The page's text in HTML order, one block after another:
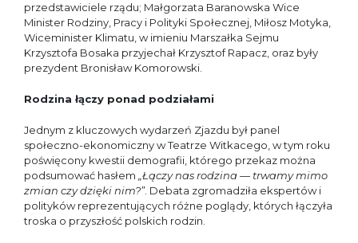
przedstawiciele rządu; Małgorzata Baranowska Wice
Minister Rodziny, Pracy i Polityki Społecznej, Miłosz Motyka,
Wiceminister Klimatu, w imieniu Marszałka Sejmu
Krzysztofa Bosaka przyjechał Krzysztof Rapacz, oraz były
prezydent Bronisław Komorowski.
Rodzina łączy ponad podziałami
Jednym z kluczowych wydarzeń Zjazdu był panel
społeczno-ekonomiczny w Teatrze Witkacego, w tym roku
poświęcony kwestii demografii, którego przekaz można
podsumować hasłem „Łączy nas rodzina — trwamy mimo
zmian czy dzięki nim?”. Debata zgromadziła ekspertów i
polityków reprezentujących różne poglądy, których łączyła
troska o przyszłość polskich rodzin.